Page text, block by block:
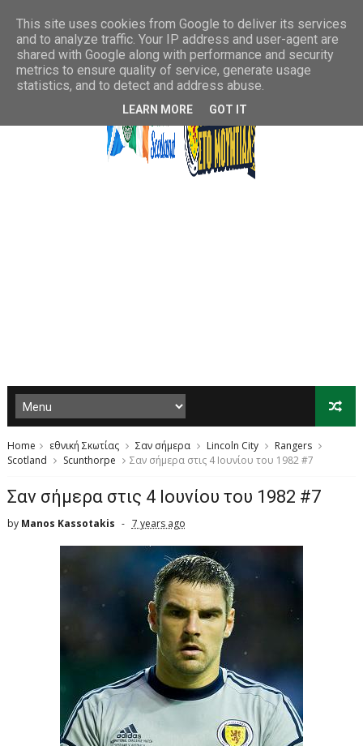
Home εθνική Σκωτίας Σαν σήμερα Lincoln City
Rangers
Scotland
Scunthorpe Σαν σήμερα στις 4 Ιουνίου του 1982 #7
Σαν σήμερα στις 4 Ιουνίου του 1982 #7
by Manos Kassotakis 7 years ago
This site uses cookies from Google to deliver its services
and to analyze traffic. Your IP address and user-agent are
shared with Google along with performance and security
metrics to ensure quality of service, generate usage
statistics, and to detect and address abuse.
LEARN MORE GOT IT